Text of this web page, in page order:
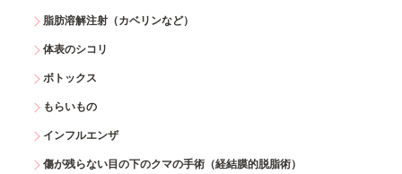
脂肪溶解注射（カベリンなど）
体表のシコリ
ボトックス
もらいもの
インフルエンザ
傷が残らない目の下のクマの手術（経結膜的脱脂術）